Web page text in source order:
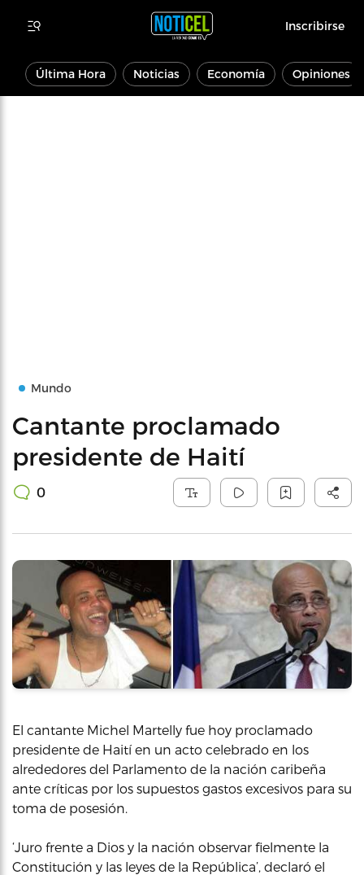
Inscribirse
Última Hora Noticias Economía Opiniones
Mundo
Cantante proclamado
presidente de Haití
0
El cantante Michel Martelly fue hoy proclamado
presidente de Haití en un acto celebrado en los
alrededores del Parlamento de la nación caribeña
ante críticas por los supuestos gastos excesivos para su
toma de posesión.
‘Juro frente a Dios y la nación observar fielmente la
Constitución y las leyes de la República’, declaró el